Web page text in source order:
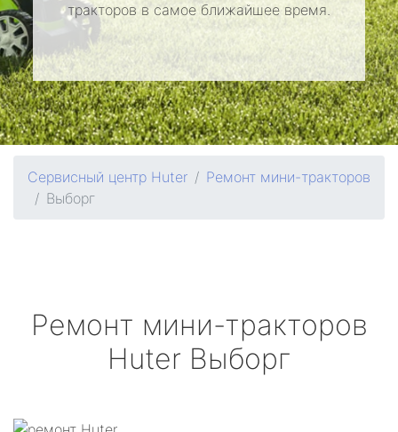
тракторов в самое ближайшее время.
Сервисный центр Huter
Ремонт мини-тракторов
Выборг
Ремонт мини-тракторов
Huter Выборг